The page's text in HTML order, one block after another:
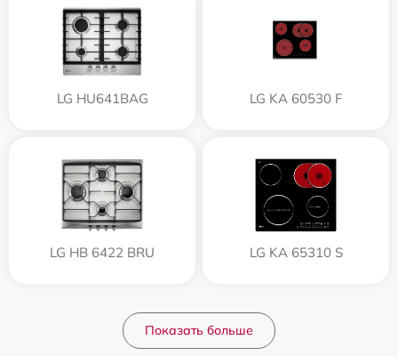
LG HU641BAG LG KA 60530 F
LG HB 6422 BRU LG KA 65310 S
Показать больше